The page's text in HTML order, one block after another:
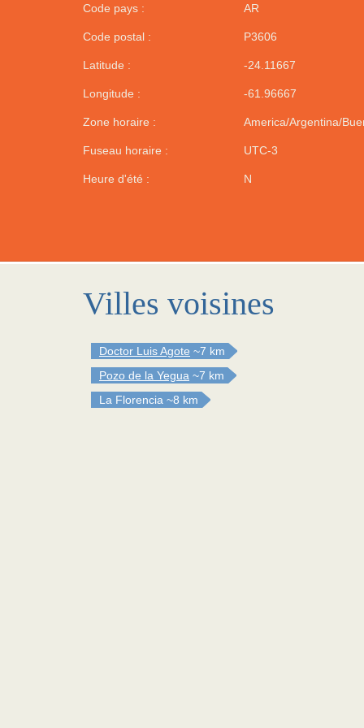
Code pays : AR
Code postal : P3606
Latitude : -24.11667
Longitude : -61.96667
Zone horaire : America/Argentina/
Fuseau horaire : UTC-3
Heure d'été : N
Villes voisines
Doctor Luis Agote ~7 km
Pozo de la Yegua ~7 km
La Florencia ~8 km